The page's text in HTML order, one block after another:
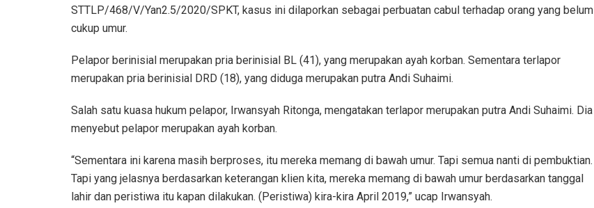
STTLP/468/V/Yan2.5/2020/SPKT, kasus ini dilaporkan sebagai perbuatan cabul terhadap orang yang belum
cukup umur.
Pelapor berinisial merupakan pria berinisial BL (41), yang merupakan ayah korban. Sementara terlapor
merupakan pria berinisial DRD (18), yang diduga merupakan putra Andi Suhaimi.
Salah satu kuasa hukum pelapor, Irwansyah Ritonga, mengatakan terlapor merupakan putra Andi Suhaimi. Dia
menyebut pelapor merupakan ayah korban.
“Sementara ini karena masih berproses, itu mereka memang di bawah umur. Tapi semua nanti di pembuktian.
Tapi yang jelasnya berdasarkan keterangan klien kita, mereka memang di bawah umur berdasarkan tanggal
lahir dan peristiwa itu kapan dilakukan. (Peristiwa) kira-kira April 2019,” ucap Irwansyah.